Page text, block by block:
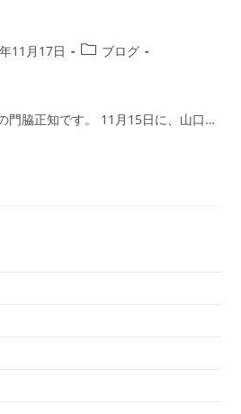
11月17日
ブログ
門脇正知です。 11月15日に、山口…